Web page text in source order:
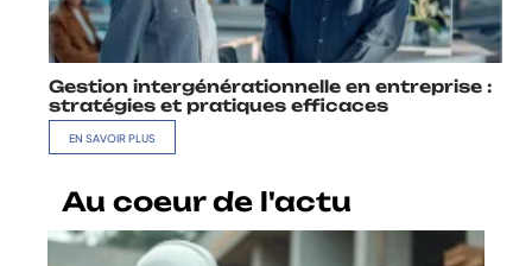
Gestion intergénérationnelle en entreprise :
stratégies et pratiques efficaces
EN SAVOIR PLUS
Au coeur de l'actu